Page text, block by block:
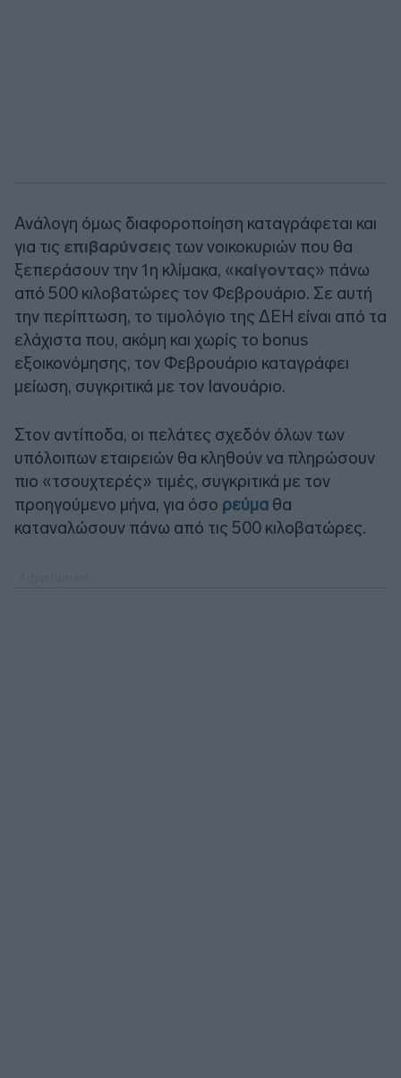
Ανάλογη όμως διαφοροποίηση καταγράφεται και
για τις επιβαρύνσεις των νοικοκυριών που θα
ξεπεράσουν την 1η κλίμακα, «καίγοντας» πάνω
από 500 κιλοβατώρες τον Φεβρουάριο. Σε αυτή
την περίπτωση, το τιμολόγιο της ΔΕΗ είναι από τα
ελάχιστα που, ακόμη και χωρίς το bonus
εξοικονόμησης, τον Φεβρουάριο καταγράφει
μείωση, συγκριτικά με τον Ιανουάριο.
Στον αντίποδα, οι πελάτες σχεδόν όλων των
υπόλοιπων εταιρειών θα κληθούν να πληρώσουν
πιο «τσουχτερές» τιμές, συγκριτικά με τον
προηγούμενο μήνα, για όσο ρεύμα θα
καταναλώσουν πάνω από τις 500 κιλοβατώρες.